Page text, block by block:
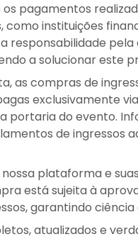
os pagamentos
instituições
responsabilidade
a solucionar este
as compras de
exclusivamente
portaria do evento.
de ingressos
plataforma e
está sujeita à
garantindo
atualizados e